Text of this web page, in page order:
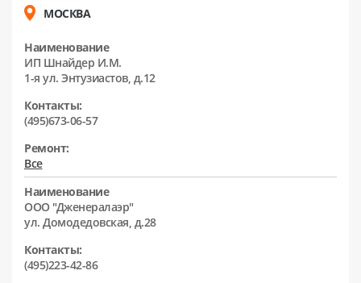
МОСКВА
Наименование
ИП Шнайдер И.М.
1-я ул. Энтузиастов, д.12
Контакты:
(495)673-06-57
Ремонт:
Все
Наименование
ООО "Дженералаэр"
ул. Домодедовская, д.28
Контакты:
(495)223-42-86